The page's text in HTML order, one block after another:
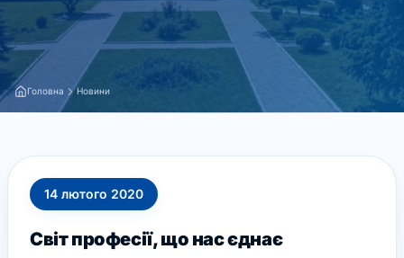
Головна Новини
14 лютого 2020
Світ професії, що нас єднає